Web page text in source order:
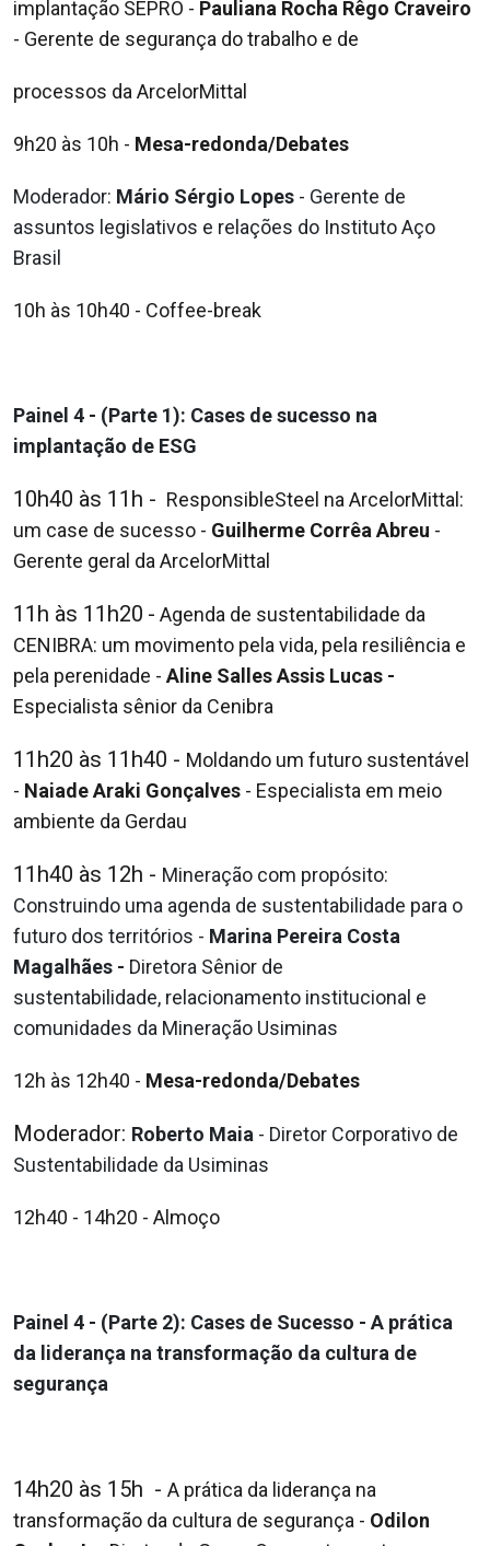
implantação SEPRO - Pauliana Rocha Rêgo Craveiro
- Gerente de segurança do trabalho e de
processos da ArcelorMittal
9h20 às 10h - Mesa-redonda/Debates
Moderador: Mário Sérgio Lopes - Gerente de
assuntos legislativos e relações do Instituto Aço
Brasil
10h às 10h40 - Coffee-break
Painel 4 - (Parte 1): Cases de sucesso na
implantação de ESG
10h40 às 11h - ResponsibleSteel na ArcelorMittal:
um case de sucesso - Guilherme Corrêa Abreu -
Gerente geral da ArcelorMittal
11h às 11h20 - Agenda de sustentabilidade da
CENIBRA: um movimento pela vida, pela resiliência e
pela perenidade - Aline Salles Assis Lucas -
Especialista sênior da Cenibra
11h20 às 11h40 - Moldando um futuro sustentável
- Naiade Araki Gonçalves - Especialista em meio
ambiente da Gerdau
11h40 às 12h - Mineração com propósito:
Construindo uma agenda de sustentabilidade para o
futuro dos territórios - Marina Pereira Costa
Magalhães - Diretora Sênior de
sustentabilidade, relacionamento institucional e
comunidades da Mineração Usiminas
12h às 12h40 - Mesa-redonda/Debates
Moderador: Roberto Maia - Diretor Corporativo de
Sustentabilidade da Usiminas
12h40 - 14h20 - Almoço
Painel 4 - (Parte 2): Cases de Sucesso - A prática
da liderança na transformação da cultura de
segurança
14h20 às 15h - A prática da liderança na
transformação da cultura de segurança - Odilon